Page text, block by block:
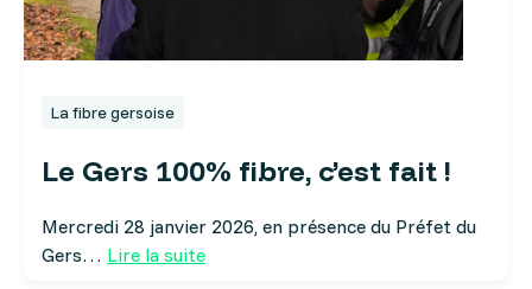
La fibre gersoise
Le Gers 100% fibre, c’est fait !
Mercredi 28 janvier 2026, en présence du Préfet du
Gers… Lire la suite